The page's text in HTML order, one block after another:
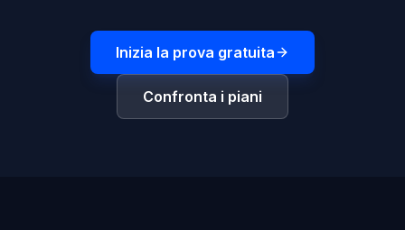
Inizia la prova gratuita
Confronta i piani